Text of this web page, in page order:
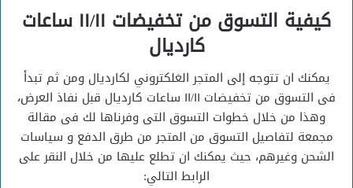
كيفية التسوق من تخفيضات ١١/١١ ساعات
كارديال
يمكنك ان تتوجه إلى المتجر الغلكتروني لكارديال ومن ثم تبدأ
فى التسوق من تخفيضات ١١/١١ ساعات كارديال قبل نفاذ العرض،
وهذا من خلال خطوات التسوق التى وفرناها لك فى مقالة
مجمعة لتفاصيل التسوق من المتجر من طرق الدفع و سياسات
الشحن وغيرهم، حيث يمكنك ان تطلع عليها من خلال النقر على
الرابط التالي: